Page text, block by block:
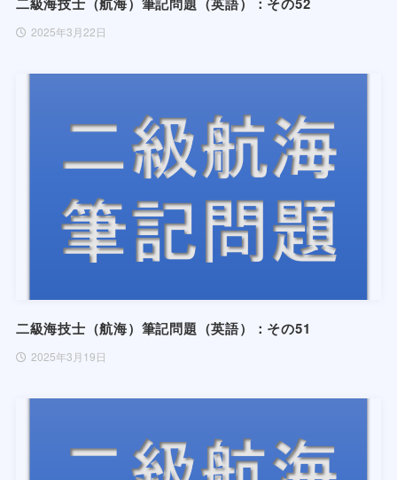
2025年3月22日
二級海技士（航海）筆記問題（英語）：その51
2025年3月19日